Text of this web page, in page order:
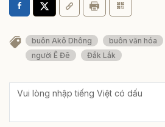
buôn Akô Dhông buôn văn hóa
người Ê Đê
Đắk Lắk